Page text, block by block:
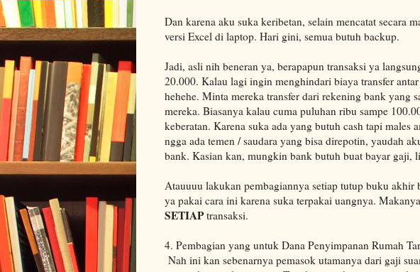
Dan karena aku suka keribetan, selain mencatat secara
versi Excel di laptop. Hari gini, semua butuh backup.
Jadi, asli nih beneran ya, berapapun transaksi ya
20.000. Kalau lagi ingin menghindari biaya transfer
hehehe. Minta mereka transfer dari rekening bank yang
mereka. Biasanya kalau cuma puluhan ribu sampe
keberatan. Karena suka ada yang butuh cash tapi
ngga ada temen / saudara yang bisa direpotin, yaudah
bank. Kasian kan, mungkin bank butuh buat bayar gaji,
Atauuuu lakukan pembagiannya setiap tutup buku
ya pakai cara ini karena suka terpakai uangnya.
SETIAPtransaksi.
4. Pembagian yang untuk Dana Penyimpanan Rumah
Nah ini kan sebenarnya pemasok utamanya dari gaji